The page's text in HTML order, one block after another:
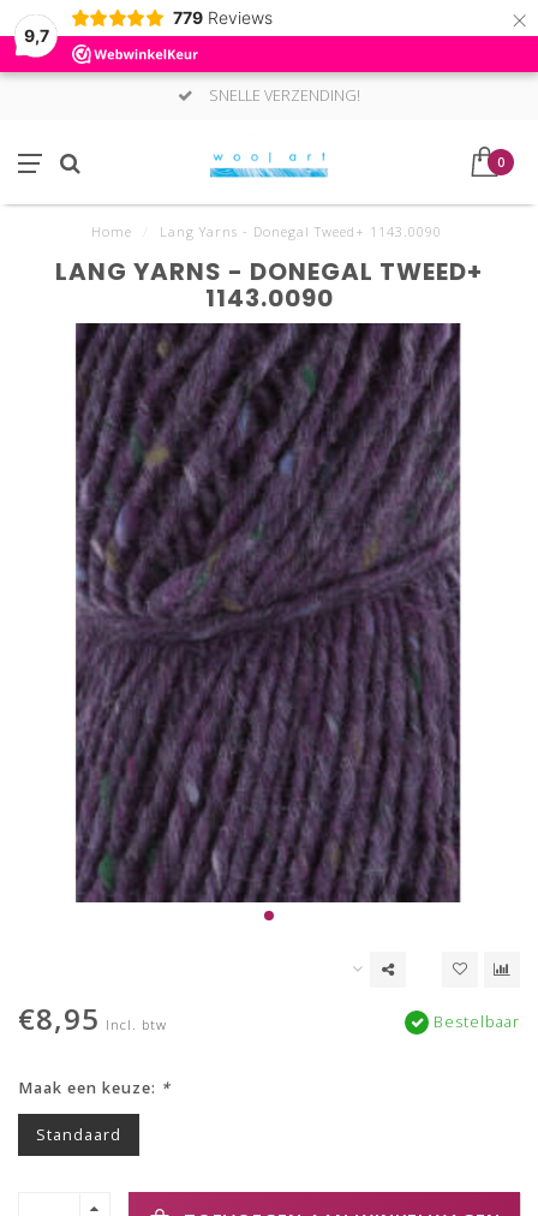
9,7
779 Reviews ×
SNELLE VERZENDING!
0
Home Lang Yarns - Donegal Tweed+ 1143.0090
LANG YARNS - DONEGAL TWEED+
1143.0090
€8,95 Incl. btw Bestelbaar
Maak een keuze: *
Standaard